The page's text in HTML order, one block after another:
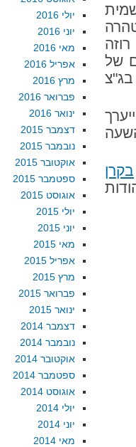
שנה אחרי רוזה
של
בג"צ
ביום שישי ה-10.12.10, ייערך
בקרן
יולי 2016
יוני 2016
מאי 2016
אפריל 2016
מרץ 2016
פברואר 2016
ינואר 2016
דצמבר 2015
נובמבר 2015
אוקטובר 2015
ספטמבר 2015
אוגוסט 2015
יולי 2015
יוני 2015
מאי 2015
אפריל 2015
מרץ 2015
פברואר 2015
ינואר 2015
דצמבר 2014
נובמבר 2014
אוקטובר 2014
ספטמבר 2014
אוגוסט 2014
יולי 2014
יוני 2014
מאי 2014